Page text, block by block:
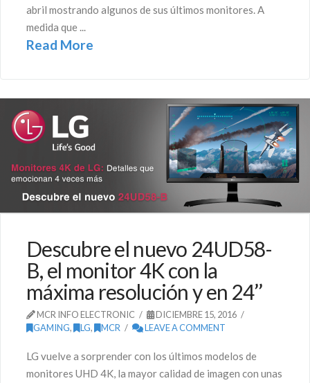
abril mostrando algunos de sus últimos monitores. A
medida que ...
Read More
Descubre el nuevo 24UD58-
B, el monitor 4K con la
máxima resolución y en 24’’
MCR INFO ELECTRONIC
DICIEMBRE 15, 2016
GAMING, LG, MCR LEAVE A COMMENT
LG vuelve a sorprender con los últimos modelos de
monitores UHD 4K, la mayor calidad de imagen con unas